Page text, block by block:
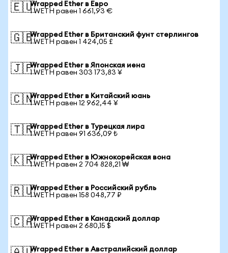
🇪🇺Wrapped Ether в Евро
1 WETH равен 1 661,93 €
🇬🇧Wrapped Ether в Британский фунт стерлингов
1 WETH равен 1 424,05 £
🇯🇵Wrapped Ether в Японская иена
1 WETH равен 303 173,83 ¥
🇨🇳Wrapped Ether в Китайский юань
1 WETH равен 12 962,44 ¥
🇹🇷Wrapped Ether в Турецкая лира
1 WETH равен 91 636,09 ₺
🇰🇷Wrapped Ether в Южнокорейская вона
1 WETH равен 2 704 828,21 ₩
🇷🇺Wrapped Ether в Российский рубль
1 WETH равен 158 048,77 ₽
🇨🇦Wrapped Ether в Канадский доллар
1 WETH равен 2 680,15 $
Wrapped Ether в Австралийский доллар